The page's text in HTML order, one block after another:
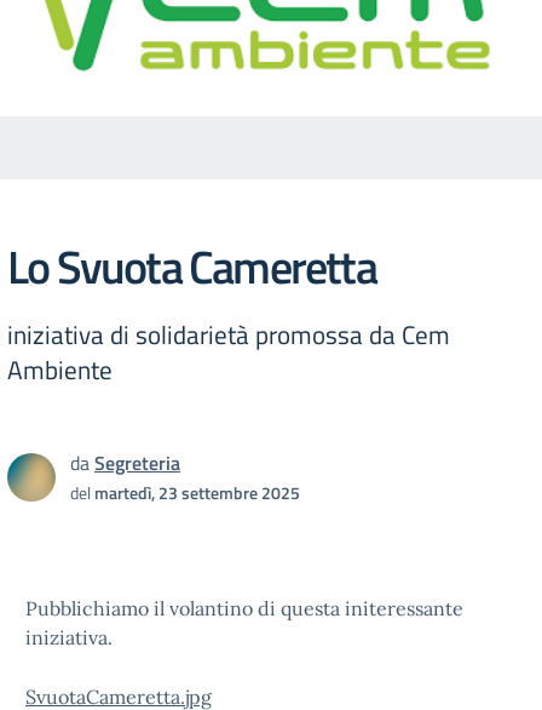
Lo Svuota Cameretta
iniziativa di solidarietà promossa da Cem
Ambiente
daSegreteria
delmartedì, 23 settembre 2025
Pubblichiamo il volantino di questa initeressante
iniziativa.
SvuotaCameretta.jpg